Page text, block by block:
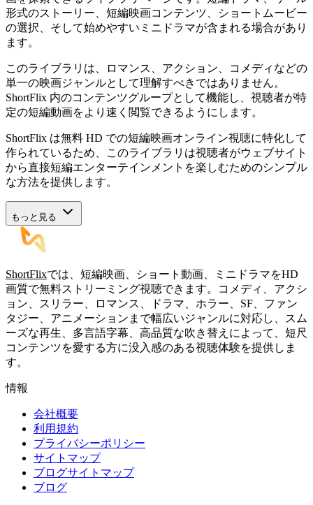
形式のストーリー、短編映画コンテンツ、ショートムービー
の選択、そして始めやすいミニドラマが含まれる場合があり
ます。
このライブラリは、ロマンス、アクション、コメディなどの
単一の映画ジャンルとして理解すべきではありません。
ShortFlix 内のコンテンツグループとして機能し、視聴者が特
定の短編動画をより速く閲覧できるようにします。
ShortFlix は無料 HD での短編映画オンライン視聴に特化して
作られているため、このライブラリは視聴者がウェブサイト
から直接短編エンターテインメントを楽しむためのシンプル
な方法を提供します。
もっと見る
ShortFlixでは、短編映画、ショート動画、ミニドラマをHD
画質で無料ストリーミング視聴できます。コメディ、アクシ
ョン、スリラー、ロマンス、ドラマ、ホラー、SF、ファン
タジー、アニメーションまで幅広いジャンルに対応し、スム
ーズな再生、多言語字幕、高品質な吹き替えによって、短尺
コンテンツを愛する方に没入感のある視聴体験を提供しま
す。
情報
会社概要
利用規約
プライバシーポリシー
サイトマップ
ブログサイトマップ
ブログ